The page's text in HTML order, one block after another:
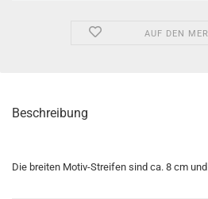
AUF DEN
Beschreibung
Die breiten Motiv-Streifen sind ca. 8 cm